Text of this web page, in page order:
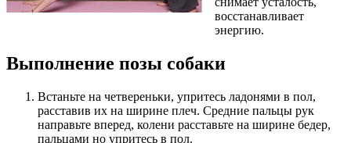
восстанавливает
энергию.
Выполнение позы собаки
Встаньте на четвереньки, упритесь ладонями в пол,
расставив их на ширине плеч. Средние пальцы рук
направьте вперед, колени расставьте на ширине бедер,
пальцами но упритесь в пол.